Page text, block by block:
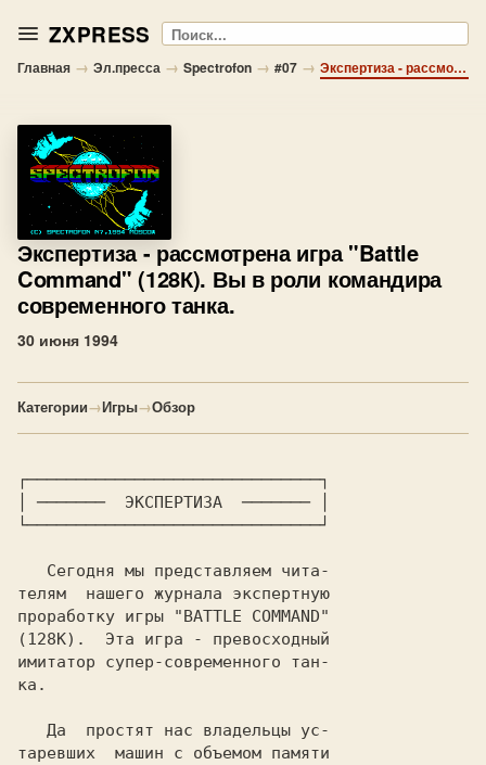
ZXPRESS Поиск
Главная → Эл.пресса → Spectrofon → #07 → Экспертиза - рассмотрена игра "Battle Command" (128К). Вы в роли командира современного танка.
Экспертиза- рассмотрена игра "Battle
Command" (128К). Вы в роли командира
современного танка.
30 июня 1994
Категории→Игры→Обзор
┌──────────────────────────────┐
─────── ЭКСПЕРТИЗА ───────
└──────────────────────────────┘
телям  нашего журнала экспертную
проработку игры "BATTLE COMMAND"
(128К).  Эта игра - превосходный
имитатор супер-современного тан-
ка.
таревших  машин с объемом памяти